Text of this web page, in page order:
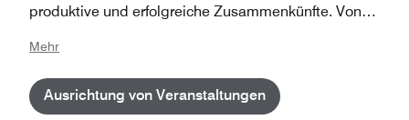
produktive und erfolgreiche Zusammenkünfte. Von
Räumlichkeiten bieten Platz für bis zu 220 Personen
für Meetings und bis zu 400 Gäste für Bankette. The
Westin Grand Berlin liegt günstig im historischen
Mehr
Ausrichtung von Veranstaltungen